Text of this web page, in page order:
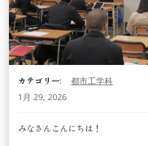
カテゴリー:
都市工学科
1月 29, 2026
みなさんこんにちは！